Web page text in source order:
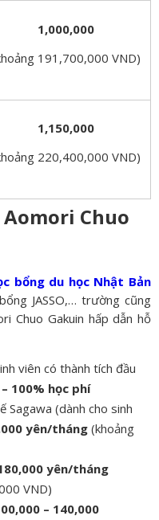
1,000,000
191,700,000 VND)
1,150,000
220,400,000 VND)
Chuo
bổng du học Nhật Bản
JASSO,… trường cũng
Chuo Gakuin hấp dẫn hỗ
viên có thành tích đầu
100% học phí
Sagawa (dành cho sinh
yên/tháng (khoảng
yên/tháng
VND)
– 140,000